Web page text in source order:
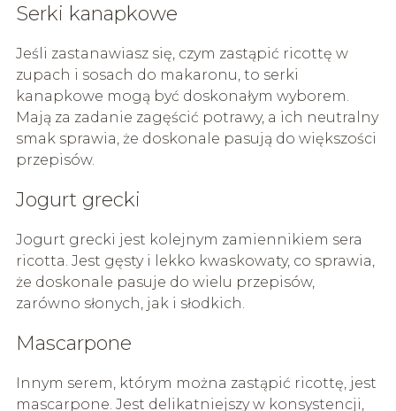
Serki kanapkowe
Jeśli zastanawiasz się, czym zastąpić ricottę w
zupach i sosach do makaronu, to serki
kanapkowe mogą być doskonałym wyborem.
Mają za zadanie zagęścić potrawy, a ich neutralny
smak sprawia, że doskonale pasują do większości
przepisów.
Jogurt grecki
Jogurt grecki jest kolejnym zamiennikiem sera
ricotta. Jest gęsty i lekko kwaskowaty, co sprawia,
że doskonale pasuje do wielu przepisów,
zarówno słonych, jak i słodkich.
Mascarpone
Innym serem, którym można zastąpić ricottę, jest
mascarpone. Jest delikatniejszy w konsystencji,